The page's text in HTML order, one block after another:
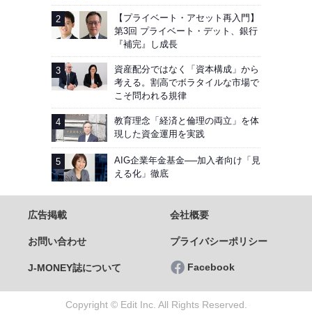
【プライベート・アセット再入門】
第3回 プライベート・デット、銀行
『補完』し成長
資産配分ではなく「資本構成」から
考える。割高でボラタイルな市場で
こそ問われる規律
教育理念「経済と倫理の両立」を体
現した資金運用を実践
AIG企業年金基金──加入者向け「見
える化」徹底
広告掲載 会社概要
お問い合わせ プライバシーポリシー
J-MONEY誌について Facebook
Copyright © Edit Inc. All Rights Reserved.